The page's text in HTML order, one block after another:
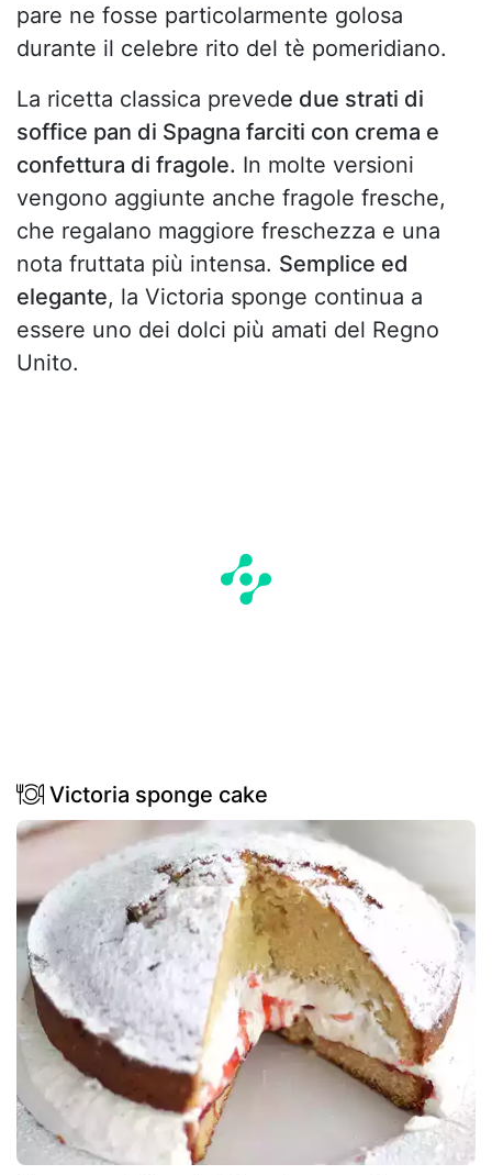
pare ne fosse particolarmente golosa
durante il celebre rito del tè pomeridiano.
La ricetta classica prevede due strati di
soffice pan di Spagna farciti con crema e
confettura di fragole. In molte versioni
vengono aggiunte anche fragole fresche,
che regalano maggiore freschezza e una
nota fruttata più intensa. Semplice ed
elegante, la Victoria sponge continua a
essere uno dei dolci più amati del Regno
Unito.
Victoria sponge cake